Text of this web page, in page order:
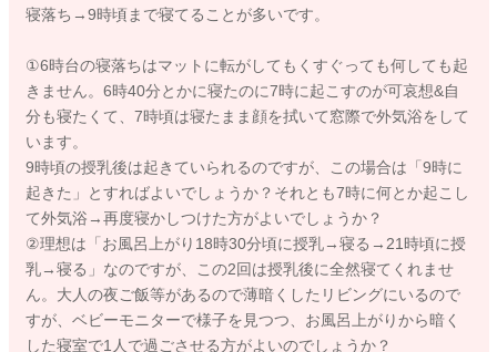
寝落ち→9時頃まで寝てることが多いです。
①6時台の寝落ちはマットに転がしてもくすぐっても何しても起
きません。6時40分とかに寝たのに7時に起こすのが可哀想&自
分も寝たくて、7時頃は寝たまま顔を拭いて窓際で外気浴をして
います。
9時頃の授乳後は起きていられるのですが、この場合は「9時に
起きた」とすればよいでしょうか？それとも7時に何とか起こし
て外気浴→再度寝かしつけた方がよいでしょうか？
②理想は「お風呂上がり18時30分頃に授乳→寝る→21時頃に授
乳→寝る」なのですが、この2回は授乳後に全然寝てくれませ
ん。大人の夜ご飯等があるので薄暗くしたリビングにいるので
すが、ベビーモニターで様子を見つつ、お風呂上がりから暗く
した寝室で1人で過ごさせる方がよいのでしょうか？